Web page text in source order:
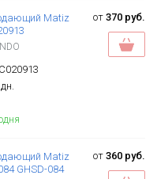
Matiz
от 370 руб.
Matiz
GHSD-084
от 360 руб.